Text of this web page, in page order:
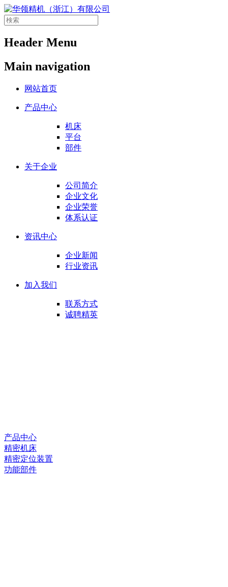
Header Menu
Main navigation
网站首页
产品中心
机床
平台
部件
关于企业
公司简介
企业文化
企业荣誉
体系认证
资讯中心
企业新闻
行业资讯
加入我们
联系方式
诚聘精英
产品中心
精密机床
精密定位装置
功能部件